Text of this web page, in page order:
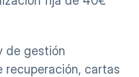
de gestión
recuperación, cartas